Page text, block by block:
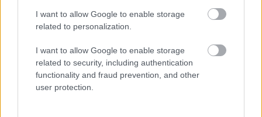
I want to allow Google to enable storage
related to personalization.
I want to allow Google to enable storage
related to security, including authentication
functionality and fraud prevention, and other
user protection.
View this post on Instagram